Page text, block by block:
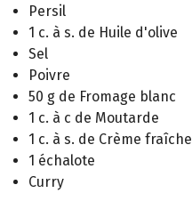
Persil
1 c. à s. de Huile d'olive
Sel
Poivre
50 g de Fromage blanc
1 c. à c de Moutarde
1 c. à s. de Crème fraîche
1 échalote
Curry